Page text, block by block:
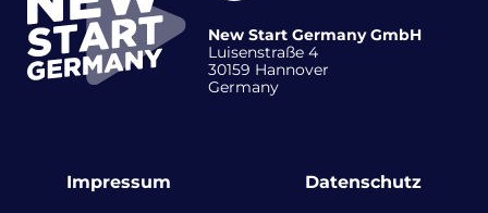
New Start Germany GmbH
Luisenstraße 4
30159 Hannover
Germany
Impressum Datenschutz